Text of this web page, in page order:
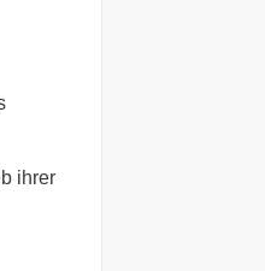
ihrer